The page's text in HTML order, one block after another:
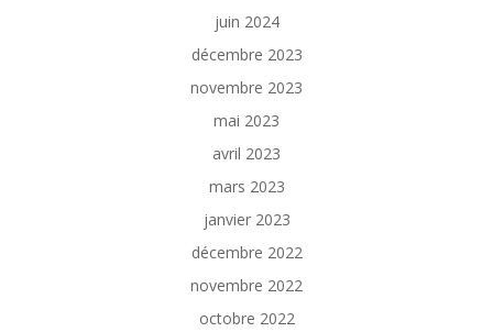
juin 2024
décembre 2023
novembre 2023
mai 2023
avril 2023
mars 2023
janvier 2023
décembre 2022
novembre 2022
octobre 2022